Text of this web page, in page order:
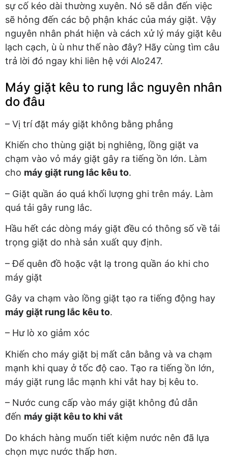
sự cố kéo dài thường xuyên. Nó sẽ dẫn đến việc
sẽ hỏng đến các bộ phận khác của máy giặt. Vậy
nguyên nhân phát hiện và cách xử lý máy giặt kêu
lạch cạch, ù ù như thế nào đây? Hãy cùng tìm câu
trả lời đó ngay khi liên hệ với Alo247.
Máy giặt kêu to rung lắc nguyên nhân
do đâu
– Vị trí đặt máy giặt không bằng phẳng
Khiến cho thùng giặt bị nghiêng, lồng giặt va
chạm vào vỏ máy giặt gây ra tiếng ồn lớn. Làm
cho máy giặt rung lắc kêu to.
– Giặt quần áo quá khối lượng ghi trên máy. Làm
quá tải gây rung lắc.
Hầu hết các dòng máy giặt đều có thông số về tải
trọng giặt do nhà sản xuất quy định.
– Để quên đồ hoặc vật lạ trong quần áo khi cho
máy giặt
Gây va chạm vào lồng giặt tạo ra tiếng động hay
máy giặt rung lắc kêu to.
– Hư lò xo giảm xóc
Khiến cho máy giặt bị mất cân bằng và va chạm
mạnh khi quay ở tốc độ cao. Tạo ra tiếng ồn lớn,
máy giặt rung lắc mạnh khi vắt hay bị kêu to.
– Nước cung cấp vào máy giặt không đủ dẫn
đến máy giặt kêu to khi vắt
Do khách hàng muốn tiết kiệm nước nên đã lựa
chọn mực nước thấp hơn.